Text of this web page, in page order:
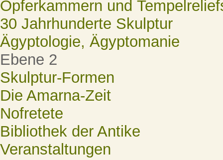
Opferkammern und
30 Jahrhunderte Skulptur
Ägyptologie, Ägyptomanie
Ebene 2
Skulptur-Formen
Die Amarna-Zeit
Nofretete
Bibliothek der Antike
Veranstaltungen